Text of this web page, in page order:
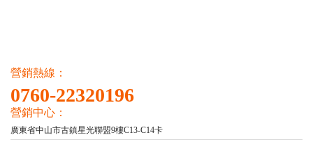
營銷熱線：
0760-22320196
營銷中心：
廣東省中山市古鎮星光聯盟9樓C13-C14卡